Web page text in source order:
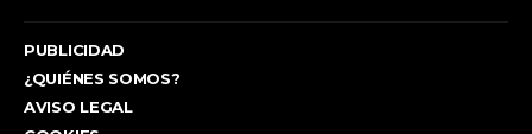
PUBLICIDAD
¿QUIÉNES SOMOS?
AVISO LEGAL